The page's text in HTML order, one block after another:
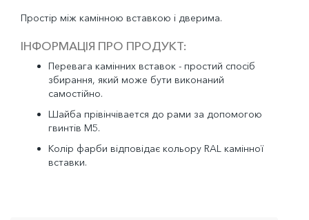
Простір між камінною вставкою і дверима.
ІНФОРМАЦІЯ ПРО ПРОДУКТ:
Перевага камінних вставок - простий спосіб
збирання, який може бути виконаний
самостійно.
Шайба прівінчівается до рами за допомогою
гвинтів M5.
Колір фарби відповідає кольору RAL камінної
вставки.